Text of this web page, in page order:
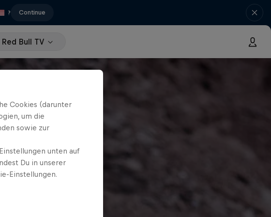
? Continue
Red Bull TV
Cookies (darunter
um die
sowie zur
unten auf
Du in unserer
Einstellungen.